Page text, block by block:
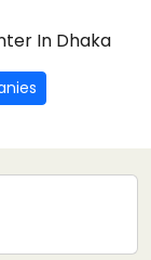
In Dhaka